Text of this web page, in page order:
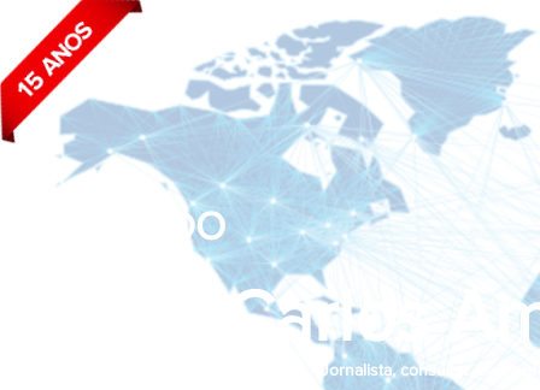
João Carlos
BLOG DO
Jornalista, consultor de